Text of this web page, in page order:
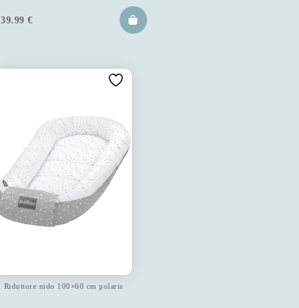
39.99 €
Riduttore nido 100×60 cm polaris